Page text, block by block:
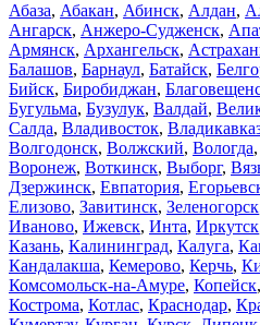
Абаза, Абакан, Абинск, Алдан,
Ангарск, Анжеро-Судженск,
Армянск, Архангельск,
Балашов, Барнаул, Батайск,
Бийск, Биробиджан,
Бугульма, Бузулук, Валдай,
Салда, Владивосток,
Волгодонск, Волжский, Вологда,
Воронеж, Воткинск, Выборг,
Дзержинск, Евпатория,
Елизово, Завитинск, Зеленогорск
Иваново, Ижевск, Инта, Иркутск
Казань, Калининград, Калуга,
Кандалакша, Кемерово, Керчь,
Комсомольск-на-Амуре, Копейск,
Кострома, Котлас, Краснодар,